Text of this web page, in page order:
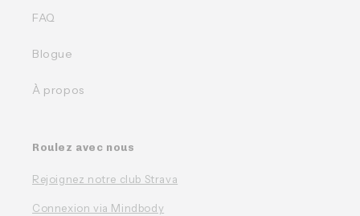
FAQ
Blogue
À propos
Roulez avec nous
Rejoignez notre club Strava
Connexion via Mindbody